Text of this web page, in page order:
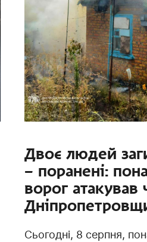
Двоє людей
– поранені:
ворог
Сьогодні, 8 серпня,